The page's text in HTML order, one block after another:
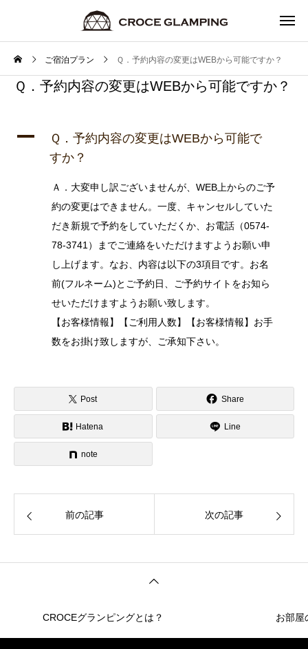
ご宿泊プラン Ｑ．予約内容の変更はWEBから可能ですか？
Ｑ．予約内容の変更はWEBから可能ですか？
A
Ｑ．予約内容の変更はWEBから可能で
すか？
Ａ．⼤変申し訳ございませんが、WEB上からのご予
約の変更はできません。⼀度、キャンセルしていた
だき新規で予約をしていただくか、お電話（0574-
78-3741）までご連絡をいただけますようお願い申
し上げます。なお、内容は以下の3項⽬です。お名
前(フルネーム)とご予約⽇、ご予約サイトをお知ら
せいただけますようお願い致します。
【お客様情報】【ご利⽤⼈数】【お客様情報】お⼿
数をお掛け致しますが、ご承知下さい。
Post Share
Hatena Line
note
前の記事 次の記事
CROCEグランピングとは？ お部屋